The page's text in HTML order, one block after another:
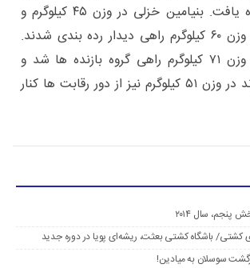
به دیدار فینال راه یافت. بنیامین خزلی در وزن ۴۵ کیلوگرم و
ابوالفضل زارع در وزن ۶۰ کیلوگرم راهی دیدار رده بندی شدند.
محمد کاظمی در وزن ۷۱ کیلوگرم راهی گروه بازنده ها شد و
امیرمهدی حاجیوند در وزن ۵۱ کیلوگرم نیز از دور رقابت ها کنار
پنجم، سال ۲۰۱۴
باشگاه کشتی بعثت، ریشه‌ای پویا در دوره جدید
سوسلان به میادین!